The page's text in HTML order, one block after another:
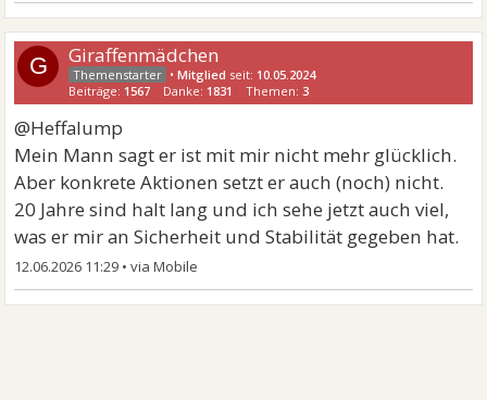
G Giraffenmädchen
•Mitglied seit: 10.05.2024
Beiträge: 1567 Danke: 1831 Themen:3
@Heffalump
Mein Mann sagt er ist mit mir nicht mehr glücklich.
Aber konkrete Aktionen setzt er auch (noch) nicht.
20 Jahre sind halt lang und ich sehe jetzt auch viel,
was er mir an Sicherheit und Stabilität gegeben hat.
12.06.2026 11:29 •